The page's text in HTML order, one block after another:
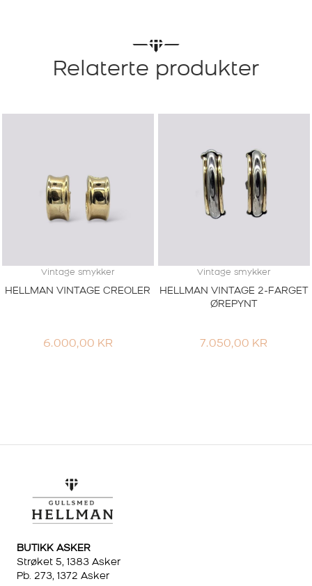
Relaterte produkter
Vintage smykker
HELLMAN VINTAGE CREOLER
6.000,00 KR
Vintage smykker
HELLMAN VINTAGE 2-FARGET
ØREPYNT
7.050,00 KR
BUTIKK ASKER
Strøket 5, 1383 Asker
Pb. 273, 1372 Asker